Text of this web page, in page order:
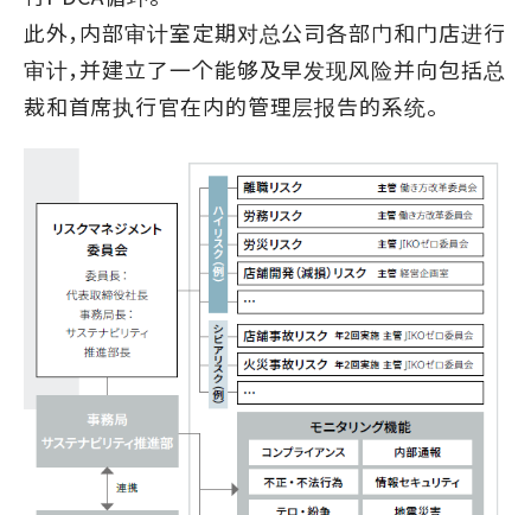
此外，内部审计室定期对总公司各部门和门店进行
审计，并建立了一个能够及早发现风险并向包括总
裁和首席执行官在内的管理层报告的系统。